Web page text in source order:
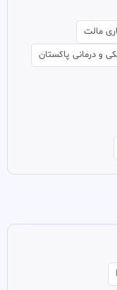
مالت
و درمانی پاکستان